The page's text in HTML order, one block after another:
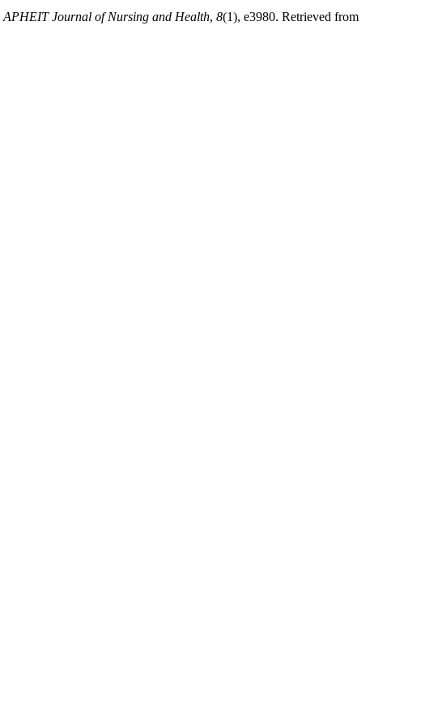
APHEIT Journal of Nursing and Health, 8(1), e3980. Retrieved from